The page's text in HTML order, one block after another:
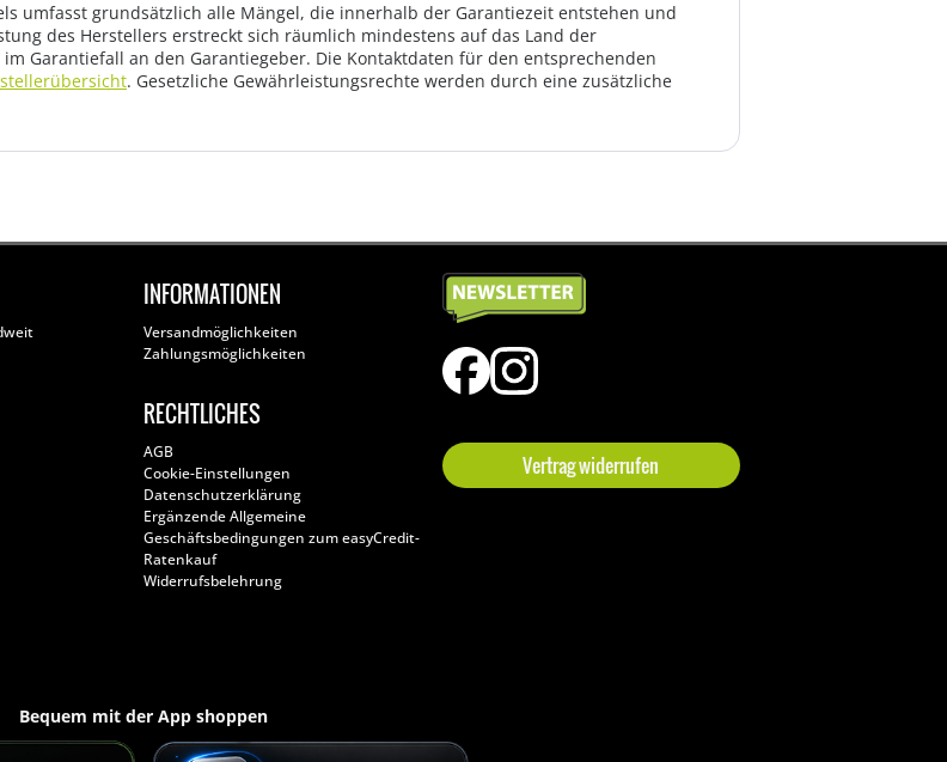
umfasst grundsätzlich alle Mängel, die innerhalb der Garantiezeit entstehen und
des Herstellers erstreckt sich räumlich mindestens auf das Land der
Garantiefall an den Garantiegeber. Die Kontaktdaten für den entsprechenden
. Gesetzliche Gewährleistungsrechte werden durch eine zusätzliche
INFORMATIONEN
Versandmöglichkeiten
Zahlungsmöglichkeiten
RECHTLICHES
AGB
Cookie-Einstellungen
Datenschutzerklärung
Ergänzende Allgemeine
Geschäftsbedingungen zum easyCredit-
Ratenkauf
Widerrufsbelehrung
Vertrag widerrufen
Bequem mit der App shoppen